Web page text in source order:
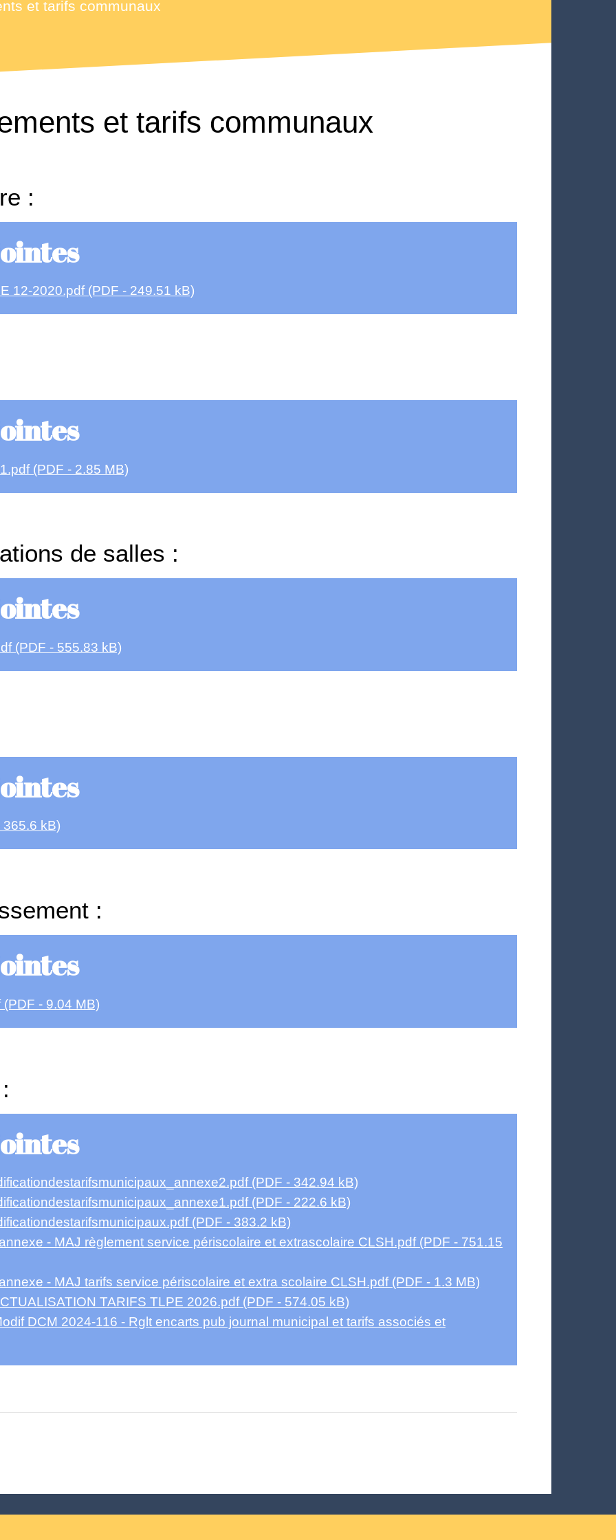
et tarifs communaux
et tarifs communaux
:
12-2020.pdf (PDF - 249.51 kB)
(PDF - 2.85 MB)
de salles :
(PDF - 555.83 kB)
kB)
:
- 9.04 MB)
(PDF - 342.94 kB)
(PDF - 222.6 kB)
(PDF - 383.2 kB)
- MAJ règlement service périscolaire et extrascolaire CLSH.pdf (PDF - 751.15
- MAJ tarifs service périscolaire et extra scolaire CLSH.pdf (PDF - 1.3 MB)
TARIFS TLPE 2026.pdf (PDF - 574.05 kB)
DCM 2024-116 - Rglt encarts pub journal municipal et tarifs associés et